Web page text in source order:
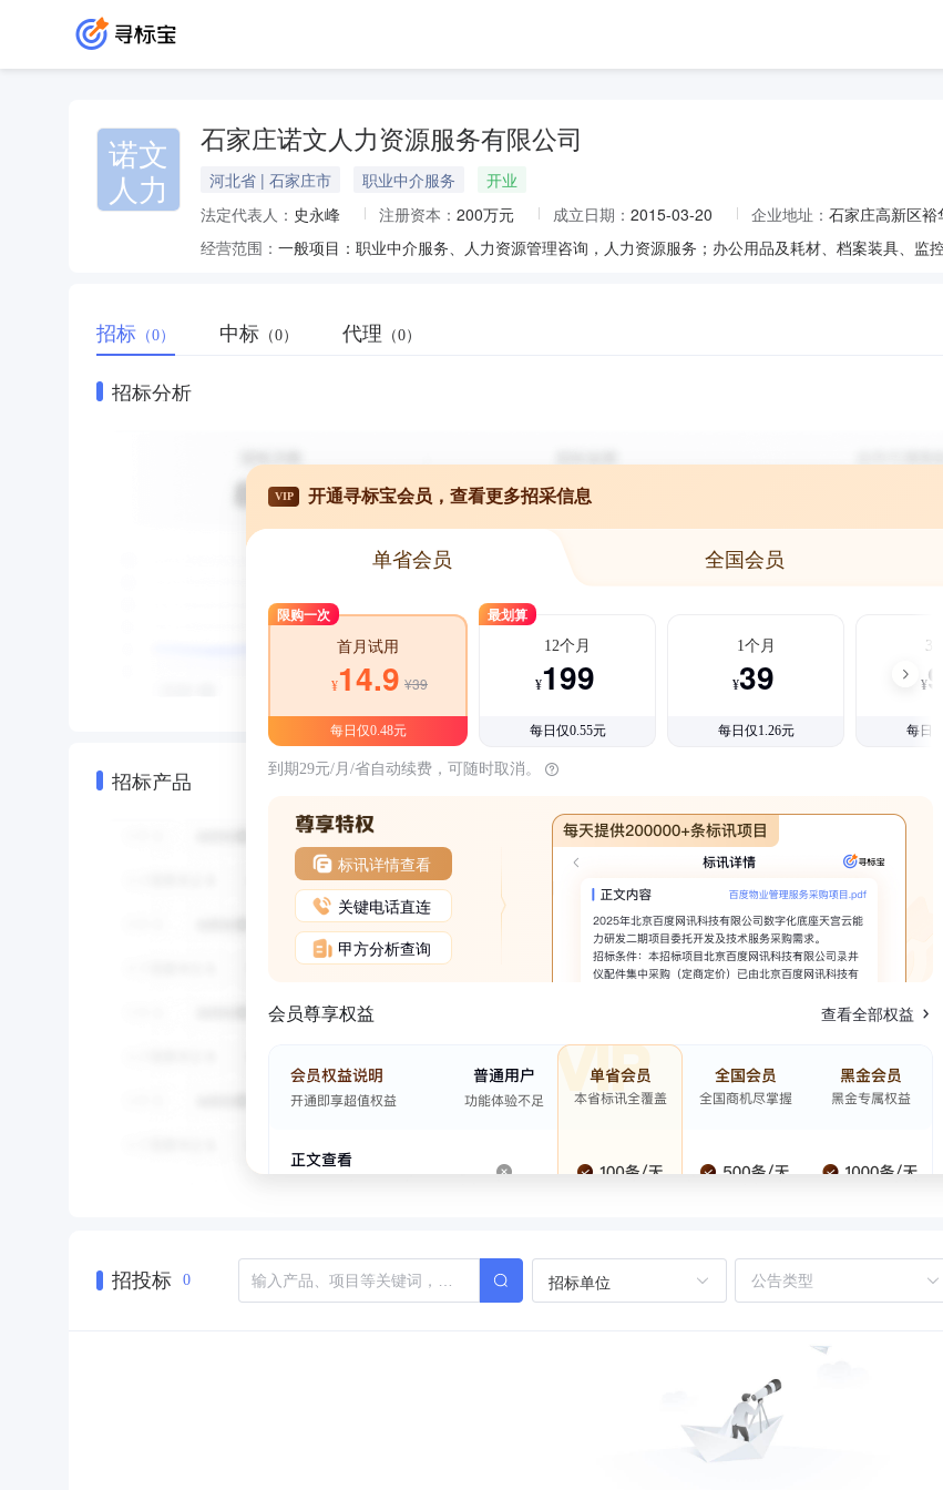
诺文
人力
石家庄诺文人力资源服务有限公司
河北省 | 石家庄市 职业中介服务
开业
法定代表人： 史永峰 注册资本： 200万元 成立日期： 2015-03-20 企业地址： 石家庄高新区
经营范围：
招标 （0） 中标 （0） 代理 （0）
招标分析
招标产品
VIP 开通寻标宝会员，查看更多招采信息
单省会员 全国会员
限购一次
首月试用
¥14.9 ¥39
每日仅0.48元
最划算
12个月
¥199
每日仅0.55元
1个月
¥39
每日仅1.26元
3
¥99
每日
到期29元/月/省自动续费，可随时取消。
标讯详情查看
关键电话直连
甲方分析查询
会员尊享权益 查看全部权益
招投标 0 招标单位